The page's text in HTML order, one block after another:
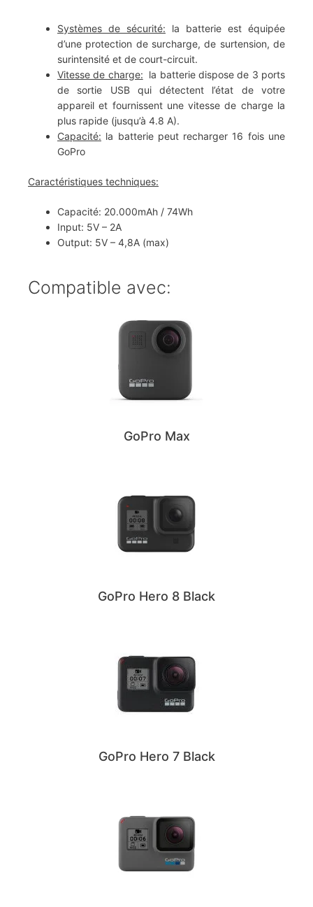
Systèmes de sécurité: la batterie est équipée
d’une protection de surcharge, de surtension, de
surintensité et de court-circuit.
Vitesse de charge: la batterie dispose de 3 ports
de sortie USB qui détectent l’état de votre
appareil et fournissent une vitesse de charge la
plus rapide (jusqu’à 4.8 A).
Capacité: la batterie peut recharger 16 fois une
GoPro
Caractéristiques techniques:
Capacité: 20.000mAh / 74Wh
Input: 5V – 2A
Output: 5V – 4,8A (max)
Compatible avec:
GoPro Max
GoPro Hero 8 Black
GoPro Hero 7 Black